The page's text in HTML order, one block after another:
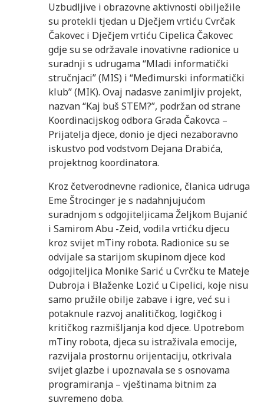
Uzbudljive i obrazovne aktivnosti obilježile
su protekli tjedan u Dječjem vrtiću Cvrčak
Čakovec i Dječjem vrtiću Cipelica Čakovec
gdje su se održavale inovativne radionice u
suradnji s udrugama “Mladi informatički
stručnjaci” (MIS) i “Međimurski informatički
klub” (MIK). Ovaj nadasve zanimljiv projekt,
nazvan “Kaj buš STEM?”, podržan od strane
Koordinacijskog odbora Grada Čakovca –
Prijatelja djece, donio je djeci nezaboravno
iskustvo pod vodstvom Dejana Drabića,
projektnog koordinatora.
Kroz četverodnevne radionice, članica udruga
Eme Štrocinger je s nadahnjujućom
suradnjom s odgojiteljicama Željkom Bujanić
i Samirom Abu -Zeid, vodila vrtićku djecu
kroz svijet mTiny robota. Radionice su se
odvijale sa starijom skupinom djece kod
odgojiteljica Monike Sarić u Cvrčku te Mateje
Dubroja i Blaženke Lozić u Cipelici, koje nisu
samo pružile obilje zabave i igre, već su i
potaknule razvoj analitičkog, logičkog i
kritičkog razmišljanja kod djece. Upotrebom
mTiny robota, djeca su istraživala emocije,
razvijala prostornu orijentaciju, otkrivala
svijet glazbe i upoznavala se s osnovama
programiranja – vještinama bitnim za
suvremeno doba.